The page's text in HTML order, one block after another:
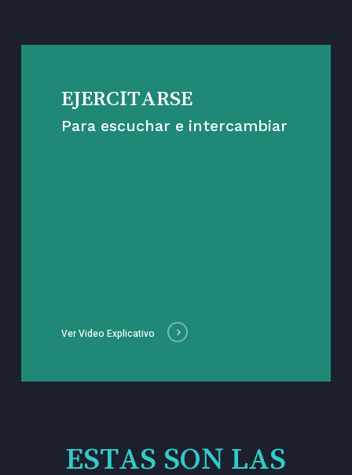
EJERCITARSE
Para escuchar e intercambiar
Ver Video Explicativo
ESTAS SON LAS